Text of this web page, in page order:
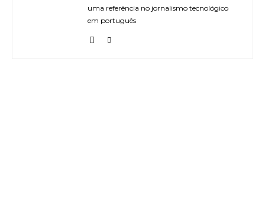
uma referência no jornalismo tecnológico
em português